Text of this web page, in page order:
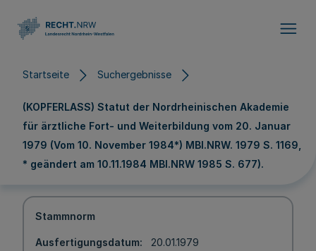
Startseite Suchergebnisse
(KOPFERLASS) Statut der Nordrheinischen Akademie
für ärztliche Fort- und Weiterbildung vom 20. Januar
1979 (Vom 10. November 1984*) MBl.NRW. 1979 S. 1169,
* geändert am 10.11.1984 MBl.NRW 1985 S. 677).
Stammnorm
Ausfertigungsdatum 20.01.1979